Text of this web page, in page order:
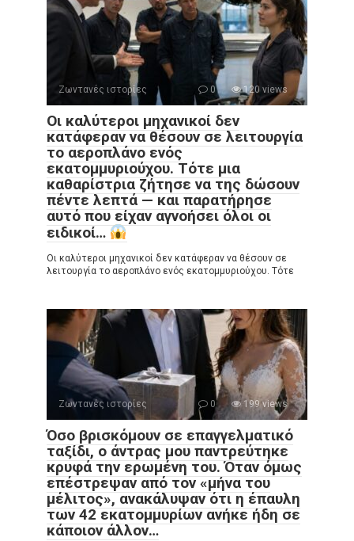
Ζωντανές ιστορίες 0 120 views
Οι καλύτεροι μηχανικοί δεν
κατάφεραν να θέσουν σε λειτουργία
το αεροπλάνο ενός
εκατομμυριούχου. Τότε μια
καθαρίστρια ζήτησε να της δώσουν
πέντε λεπτά — και παρατήρησε
αυτό που είχαν αγνοήσει όλοι οι
ειδικοί…
Οι καλύτεροι μηχανικοί δεν κατάφεραν να θέσουν σε
λειτουργία το αεροπλάνο ενός εκατομμυριούχου. Τότε
Ζωντανές ιστορίες 0 199 views
Όσο βρισκόμουν σε επαγγελματικό
ταξίδι, ο άντρας μου παντρεύτηκε
κρυφά την ερωμένη του. Όταν όμως
επέστρεψαν από τον «μήνα του
μέλιτος», ανακάλυψαν ότι η έπαυλη
των 42 εκατομμυρίων ανήκε ήδη σε
κάποιον άλλον…